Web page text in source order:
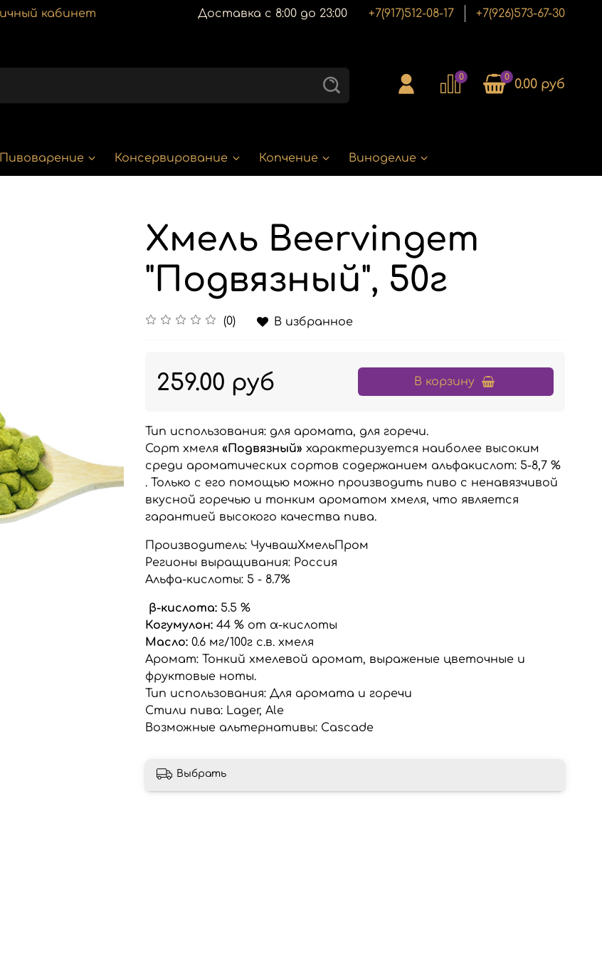
кабинет Доставка с 8:00 до 23:00 +7(917)512-08-17 +7(926)573-67-30
0 0 0.00 руб
Пивоварение Консервирование Копчение Виноделие
Хмель Beervingem
"Подвязный", 50г
(0) В избранное
259.00 руб В корзину
Тип использования: для аромата, для горечи.
Сорт хмеля «Подвязный» характеризуется наиболее высоким
среди ароматических сортов содержанием альфакислот: 5-8,7 %
. Только с его помощью можно производить пиво с ненавязчивой
вкусной горечью и тонким ароматом хмеля, что является
гарантией высокого качества пива.
Производитель: ЧучвашХмельПром
Регионы выращивания: Россия
Альфа-кислоты: 5 - 8.7%
β-кислота: 5.5 %
Когумулон: 44 % от α-кислоты
Масло: 0.6 мг/100г с.в. хмеля
Аромат: Тонкий хмелевой аромат, выраженые цветочные и
фруктовые ноты.
Тип использования: Для аромата и горечи
Стили пива: Lager, Ale
Возможные альтернативы: Сascade
Выбрать